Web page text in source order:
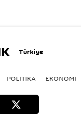
Türkiye
POLİTİKA EKONOMİ